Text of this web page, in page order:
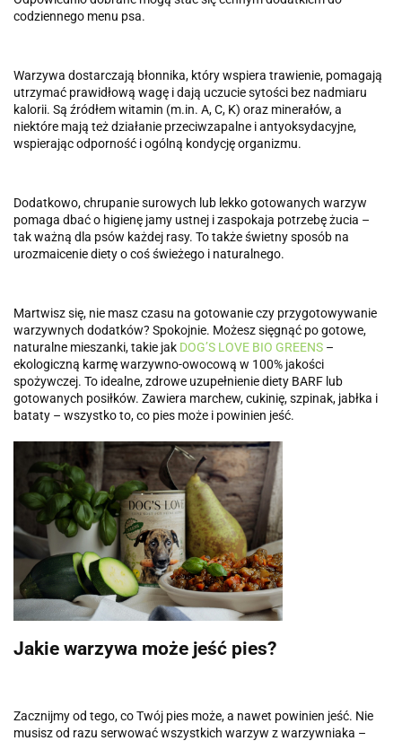
codziennego menu psa.
Warzywa dostarczają błonnika, który wspiera trawienie, pomagają
utrzymać prawidłową wagę i dają uczucie sytości bez nadmiaru
kalorii. Są źródłem witamin (m.in. A, C, K) oraz minerałów, a
niektóre mają też działanie przeciwzapalne i antyoksydacyjne,
wspierając odporność i ogólną kondycję organizmu.
Dodatkowo, chrupanie surowych lub lekko gotowanych warzyw
pomaga dbać o higienę jamy ustnej i zaspokaja potrzebę żucia –
tak ważną dla psów każdej rasy. To także świetny sposób na
urozmaicenie diety o coś świeżego i naturalnego.
Martwisz się, nie masz czasu na gotowanie czy przygotowywanie
warzywnych dodatków? Spokojnie. Możesz sięgnąć po gotowe,
naturalne mieszanki, takie jak DOG’S LOVE BIO GREENS –
ekologiczną karmę warzywno-owocową w 100% jakości
spożywczej. To idealne, zdrowe uzupełnienie diety BARF lub
gotowanych posiłków. Zawiera marchew, cukinię, szpinak, jabłka i
bataty – wszystko to, co pies może i powinien jeść.
Jakie warzywa może jeść pies?
Zacznijmy od tego, co Twój pies może, a nawet powinien jeść. Nie
musisz od razu serwować wszystkich warzyw z warzywniaka –